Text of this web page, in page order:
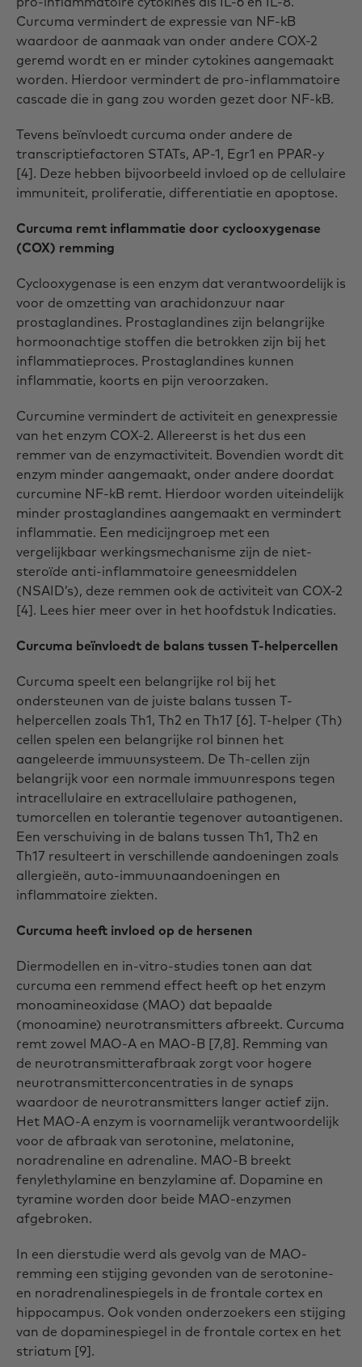
Curcuma vermindert de expressie van NF-kB
waardoor de aanmaak van onder andere COX-2
geremd wordt en er minder cytokines aangemaakt
worden. Hierdoor vermindert de pro-inflammatoire
cascade die in gang zou worden gezet door NF-kB.
Tevens beïnvloedt curcuma onder andere de
transcriptiefactoren STATs, AP-1, Egr1 en PPAR-y
[4]. Deze hebben bijvoorbeeld invloed op de cellulaire
immuniteit, proliferatie, differentiatie en apoptose.
Curcuma remt inflammatie door cyclooxygenase
(COX) remming
Cyclooxygenase is een enzym dat verantwoordelijk is
voor de omzetting van arachidonzuur naar
prostaglandines. Prostaglandines zijn belangrijke
hormoonachtige stoffen die betrokken zijn bij het
inflammatieproces. Prostaglandines kunnen
inflammatie, koorts en pijn veroorzaken.
Curcumine vermindert de activiteit en genexpressie
van het enzym COX-2. Allereerst is het dus een
remmer van de enzymactiviteit. Bovendien wordt dit
enzym minder aangemaakt, onder andere doordat
curcumine NF-kB remt. Hierdoor worden uiteindelijk
minder prostaglandines aangemaakt en vermindert
inflammatie. Een medicijngroep met een
vergelijkbaar werkingsmechanisme zijn de niet-
steroïde anti-inflammatoire geneesmiddelen
(NSAID’s), deze remmen ook de activiteit van COX-2
[4]. Lees hier meer over in het hoofdstuk Indicaties.
Curcuma beïnvloedt de balans tussen T-helpercellen
Curcuma speelt een belangrijke rol bij het
ondersteunen van de juiste balans tussen T-
helpercellen zoals Th1, Th2 en Th17 [6]. T-helper (Th)
cellen spelen een belangrijke rol binnen het
aangeleerde immuunsysteem. De Th-cellen zijn
belangrijk voor een normale immuunrespons tegen
intracellulaire en extracellulaire pathogenen,
tumorcellen en tolerantie tegenover autoantigenen.
Een verschuiving in de balans tussen Th1, Th2 en
Th17 resulteert in verschillende aandoeningen zoals
allergieën, auto-immuunaandoeningen en
inflammatoire ziekten.
Curcuma heeft invloed op de hersenen
Diermodellen en in-vitro-studies tonen aan dat
curcuma een remmend effect heeft op het enzym
monoamineoxidase (MAO) dat bepaalde
(monoamine) neurotransmitters afbreekt. Curcuma
remt zowel MAO-A en MAO-B [7,8]. Remming van
de neurotransmitterafbraak zorgt voor hogere
neurotransmitterconcentraties in de synaps
waardoor de neurotransmitters langer actief zijn.
Het MAO-A enzym is voornamelijk verantwoordelijk
voor de afbraak van serotonine, melatonine,
noradrenaline en adrenaline. MAO-B breekt
fenylethylamine en benzylamine af. Dopamine en
tyramine worden door beide MAO-enzymen
afgebroken.
In een dierstudie werd als gevolg van de MAO-
remming een stijging gevonden van de serotonine-
en noradrenalinespiegels in de frontale cortex en
hippocampus. Ook vonden onderzoekers een stijging
van de dopaminespiegel in de frontale cortex en het
striatum [9].